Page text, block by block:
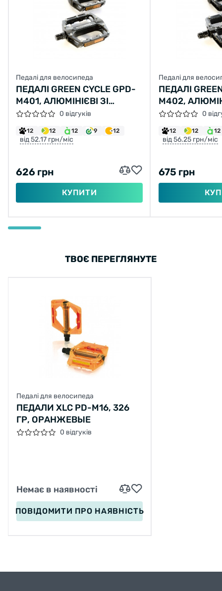
Педалі для велосипеда
ПЕДАЛІ GREEN CYCLE GPD-
M401, АЛЮМІНІЄВІ ЗІ
СТАЛЕВИМИ ШИПАМИ,
КУЛЬКОВІ ПІДШИПНИКИ,
ВІСЬ 9/16" БОРИСТА СТАЛЬ
0 відгуків
12 12 12 9 12
від 52.17 грн/міс
626 грн
КУПИТИ
Педалі для
ПЕДАЛІ
M402,
СТАЛЕВИМИ
КУЛЬКОВІ
ВІСЬ 9/16"
0
12 12 12
від 56.25 грн/міс
675 грн
ТВОЄ ПЕРЕГЛЯНУТЕ
Педалі для велосипеда
ПЕДАЛИ XLC PD-M16, 326
ГР, ОРАНЖЕВЫЕ
0 відгуків
Немає в наявності
ПОВІДОМИТИ ПРО НАЯВНІСТЬ